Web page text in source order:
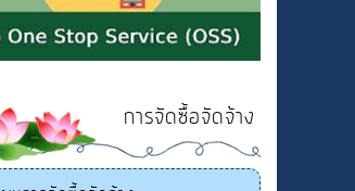
การจัดซื้อจัดจ้าง